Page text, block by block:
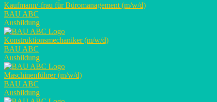
Kaufmann/-frau für Büromanagement (m/w/d)
BAU ABC
Ausbildung
Konstruktionsmechaniker (m/w/d)
BAU ABC
Ausbildung
Maschinenführer (m/w/d)
BAU ABC
Ausbildung